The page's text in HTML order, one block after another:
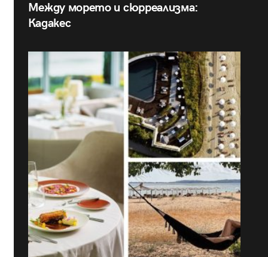
Между морето и сюрреализма:
Кадакес